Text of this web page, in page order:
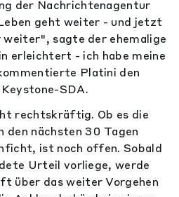
der Nachrichtenagentur
geht weiter - und jetzt
sagte der ehemalige
erleichtert - ich habe meine
Platini den
SDA.
rechtskräftig. Ob es die
den nächsten 30 Tagen
ist noch offen. Sobald
Urteil vorliege, werde
über das weiter Vorgehen